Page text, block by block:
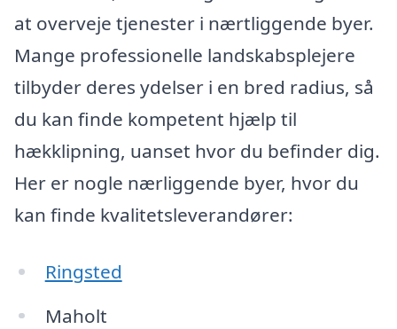
at overveje tjenester i nærtliggende byer.
Mange professionelle landskabsplejere
tilbyder deres ydelser i en bred radius, så
du kan finde kompetent hjælp til
hækklipning, uanset hvor du befinder dig.
Her er nogle nærliggende byer, hvor du
kan finde kvalitetsleverandører:
Ringsted
Maholt